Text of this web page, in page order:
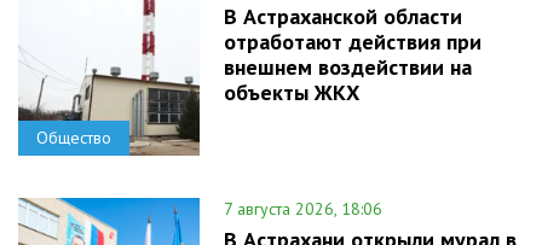
Общество
В Астраханской области
отработают действия при
внешнем воздействии на
объекты ЖКХ
7 августа 2026, 18:06
В Астрахани открыли мурал в